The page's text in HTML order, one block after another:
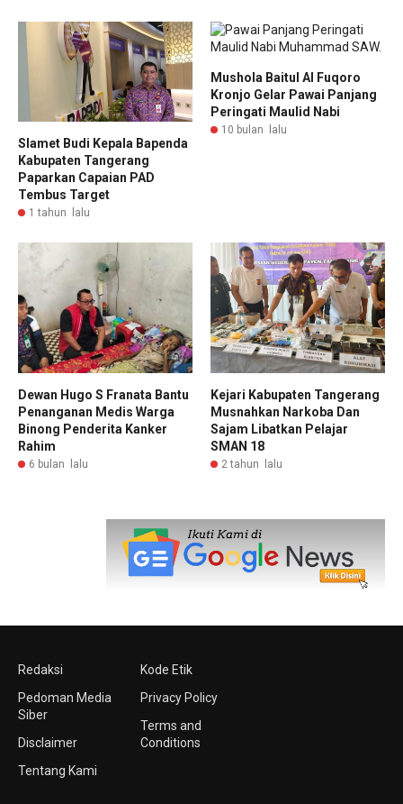
Slamet Budi Kepala Bapenda
Kabupaten Tangerang
Paparkan Capaian PAD
Tembus Target
1 tahun lalu
Mushola Baitul Al Fuqoro
Kronjo Gelar Pawai Panjang
Peringati Maulid Nabi
10 bulan lalu
Dewan Hugo S Franata Bantu
Penanganan Medis Warga
Binong Penderita Kanker
Rahim
6 bulan lalu
Kejari Kabupaten Tangerang
Musnahkan Narkoba Dan
Sajam Libatkan Pelajar
SMAN 18
2 tahun lalu
Redaksi
Pedoman Media
Siber
Disclaimer
Tentang Kami
Kode Etik
Privacy Policy
Terms and
Conditions